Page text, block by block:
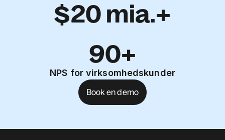
$20 mia.+
90+
NPS for virksomhedskunder
Book en demo